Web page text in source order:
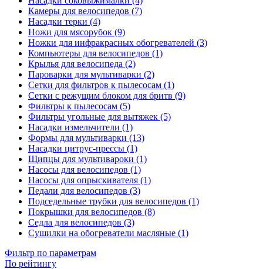
Камеры для велосипедов (7)
Насадки терки (4)
Ножи для мясорубок (9)
Ножки для инфракрасных обогревателей (3)
Компьютеры для велосипедов (1)
Крылья для велосипеда (2)
Пароварки для мультиварки (2)
Сетки для фильтров к пылесосам (1)
Сетки с режущим блоком для бритв (9)
Фильтры к пылесосам (5)
Фильтры угольные для вытяжек (5)
Насадки измельчители (1)
Формы для мультиварки (13)
Насадки цитрус-прессы (1)
Щипцы для мультивароки (1)
Насосы для велосипедов (1)
Насосы для опрыскивателя (1)
Педали для велосипедов (3)
Подседельные трубки для велосипедов (1)
Покрышки для велосипедов (8)
Седла для велосипедов (3)
Сушилки на обогреватели масляные (1)
Фильтр по параметрам
По рейтингу